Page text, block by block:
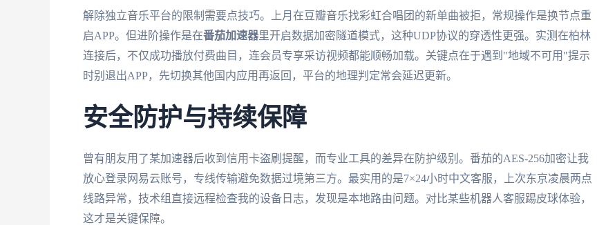
解除独立音乐平台的限制需要点技巧。上月在豆瓣音乐找彩虹合唱团的新单曲被拒，常规操作是换节点重
启APP。但进阶操作是在番茄加速器里开启数据加密隧道模式，这种UDP协议的穿透性更强。实测在柏林
连接后，不仅成功播放付费曲目，连会员专享采访视频都能顺畅加载。关键点在于遇到"地域不可用"提示
时别退出APP，先切换其他国内应用再返回，平台的地理判定常会延迟更新。
安全防护与持续保障
曾有朋友用了某加速器后收到信用卡盗刷提醒，而专业工具的差异在防护级别。番茄的AES-256加密让我
放心登录网易云账号，专线传输避免数据过境第三方。最实用的是7×24小时中文客服，上次东京凌晨两点
线路异常，技术组直接远程检查我的设备日志，发现是本地路由问题。对比某些机器人客服踢皮球体验，
这才是关键保障。